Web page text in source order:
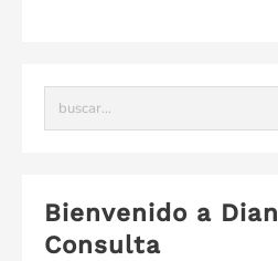
Bienvenido a Dian
Consulta